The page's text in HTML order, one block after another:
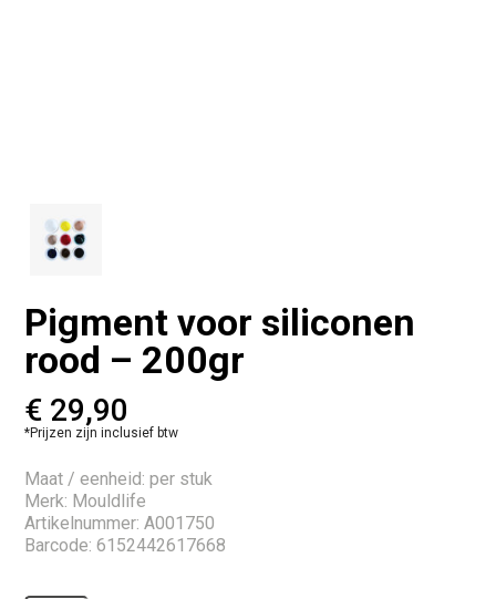
Pigment voor siliconen
rood – 200gr
€ 29,90
*Prijzen zijn inclusief btw
Maat / eenheid: per stuk
Merk: Mouldlife
Artikelnummer: A001750
Barcode: 6152442617668